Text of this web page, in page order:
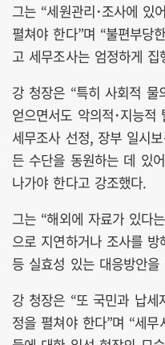
그는 “세원관리･조사에 있
펼쳐야 한다”며 “불편부당
고 세무조사는 엄정하게
강 청장은 “특히 사회적 물
얻으면서도 악의적･지능
세무조사 선정, 장부 일시
든 수단을 동원하는 데 있
나가야 한다고 강조했다.
그는 “해외에 자료가 있다
으로 지연하거나 조사를
등 실효성 있는 대응방안
강 청장은 “또 국민과 납
정을 펼쳐야 한다”며 “세